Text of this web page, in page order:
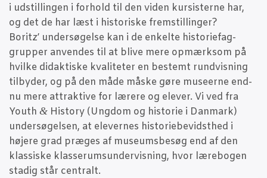
i udstil­lin­gen i for­hold til den viden kur­si­ster­ne har,
og det de har læst i histo­ri­ske frem­stil­lin­ger?
Boritz’ under­sø­gel­se kan i de enkel­te histo­ri­e­fag­
grup­per anven­des til at bli­ve mere opmærk­som på
hvil­ke didak­ti­ske kva­li­te­ter en bestemt rund­vis­ning
til­by­der, og på den måde måske gøre muse­er­ne end­
nu mere attrak­ti­ve for lære­re og ele­ver. Vi ved fra
Youth & History (Ung­dom og histo­rie i Dan­mark)
under­sø­gel­sen, at ele­ver­nes histo­ri­e­be­vidst­hed i
høje­re grad præ­ges af muse­ums­be­søg end af den
klas­si­ske klas­se­rums­un­der­vis­ning, hvor lære­bo­gen
sta­dig står centralt.